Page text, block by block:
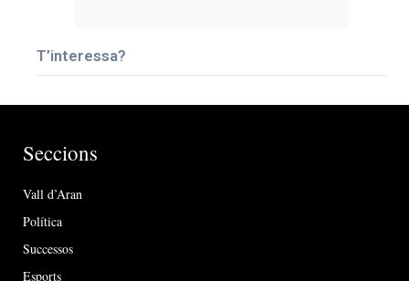
T’interessa?
Seccions
Vall d’Aran
Política
Successos
Esports